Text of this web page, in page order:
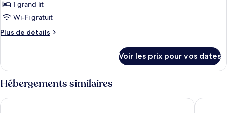
vue
ville
de
chambre :
Suite
1 grand lit
Wi-Fi gratuit
Plus de détails
Plus
le
type
de
chambre
Suite
Voir les prix pour vos dates
Hébergements similaires
Roseland Corp Hotel M